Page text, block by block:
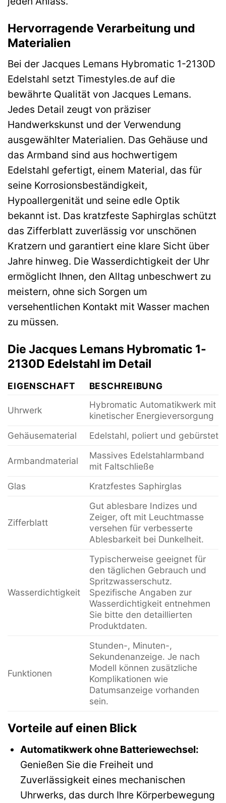
Hervorragende Verarbeitung und
Materialien
Bei der Jacques Lemans Hybromatic 1-2130D
Edelstahl setzt Timestyles.de auf die
bewährte Qualität von Jacques Lemans.
Jedes Detail zeugt von präziser
Handwerkskunst und der Verwendung
ausgewählter Materialien. Das Gehäuse und
das Armband sind aus hochwertigem
Edelstahl gefertigt, einem Material, das für
seine Korrosionsbeständigkeit,
Hypoallergenität und seine edle Optik
bekannt ist. Das kratzfeste Saphirglas schützt
das Zifferblatt zuverlässig vor unschönen
Kratzern und garantiert eine klare Sicht über
Jahre hinweg. Die Wasserdichtigkeit der Uhr
ermöglicht Ihnen, den Alltag unbeschwert zu
meistern, ohne sich Sorgen um
versehentlichen Kontakt mit Wasser machen
zu müssen.
Die Jacques Lemans Hybromatic 1-
2130D Edelstahl im Detail
EIGENSCHAFT BESCHREIBUNG
Uhrwerk
Hybromatic Automatikwerk mit
kinetischer Energieversorgung
Gehäusematerial
Edelstahl, poliert und gebürstet
Armbandmaterial
Massives Edelstahlarmband
mit Faltschließe
Glas
Kratzfestes Saphirglas
Zifferblatt
Gut ablesbare Indizes und
Zeiger, oft mit Leuchtmasse
versehen für verbesserte
Ablesbarkeit bei Dunkelheit.
Wasserdichtigkeit
Typischerweise geeignet für
den täglichen Gebrauch und
Spritzwasserschutz.
Spezifische Angaben zur
Wasserdichtigkeit entnehmen
Sie bitte den detaillierten
Produktdaten.
Funktionen
Stunden-, Minuten-,
Sekundenanzeige. Je nach
Modell können zusätzliche
Komplikationen wie
Datumsanzeige vorhanden
sein.
Vorteile auf einen Blick
Automatikwerk ohne Batteriewechsel:
Genießen Sie die Freiheit und
Zuverlässigkeit eines mechanischen
Uhrwerks, das durch Ihre Körperbewegung